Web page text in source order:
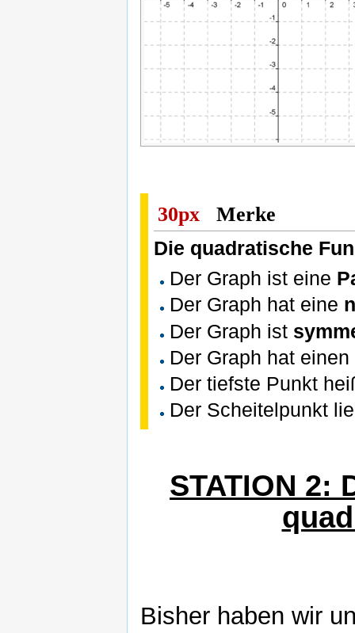
30px Merke
Die quadratische
Der Graph ist eine
Der Graph hat eine
Der Graph ist
Der Graph hat einen
Der tiefste Punkt
Der Scheitelpunkt
STATION
Bisher haben wir